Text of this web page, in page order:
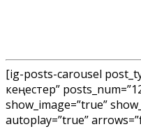
[ig-posts-carousel
кеңестер”
show_image=”true”
autoplay=”true”